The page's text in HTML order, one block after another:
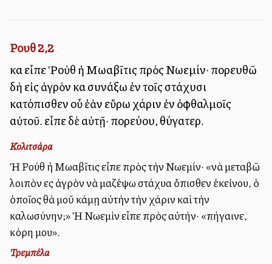
Ρουθ 2,2
καὶ εἶπε Ῥοὺθ ἡ Μωαβῖτις πρὸς Νωεμίν· πορευθῶ
δὴ εἰς ἀγρὸν καὶ συνάξω ἐν τοῖς στάχυσι
κατόπισθεν οὗ ἐὰν εὕρω χάριν ἐν ὀφθαλμοῖς
αὐτοῦ. εἶπε δὲ αὐτῇ· πορεύου, θύγατερ.
Κολιτσάρα
Ἡ Ρούθ ἡ Μωαβῖτις εἶπε πρὸς τὴν Νωεμίν· «νὰ μεταβῶ
λοιπὸν εἰς ἀγρὸν νὰ μαζέψω στάχυα ὄπισθεν ἐκείνου, ὁ
ὁποῖος θὰ μοῦ κάμῃ αὐτὴν τὴν χάριν καὶ τὴν
καλωσύνην;» Ἡ Νωεμὶν εἶπε πρὸς αὐτήν· «πήγαινε,
κόρη μου».
Τρεμπέλα